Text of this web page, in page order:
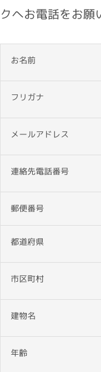
クへお電話をお願
お名前
フリガナ
メールアドレス
連絡先電話番号
郵便番号
都道府県
市区町村
建物名
年齢